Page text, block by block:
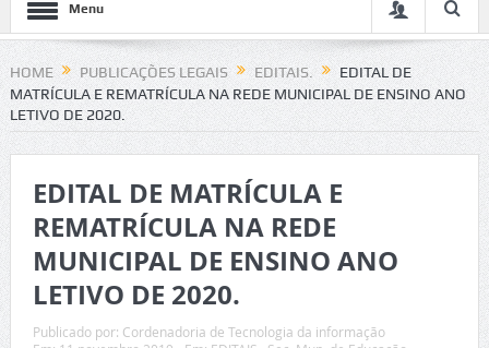
Menu
HOME PUBLICAÇÕES LEGAIS EDITAIS.
EDITAL DE
MATRÍCULA E REMATRÍCULA NA REDE MUNICIPAL DE ENSINO ANO
LETIVO DE 2020.
EDITAL DE MATRÍCULA E
REMATRÍCULA NA REDE
MUNICIPAL DE ENSINO ANO
LETIVO DE 2020.
Publicado por: Cordenadoria de Tecnologia da informação